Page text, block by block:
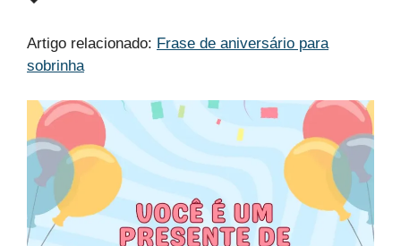
Artigo relacionado: Frase de aniversário para
sobrinha